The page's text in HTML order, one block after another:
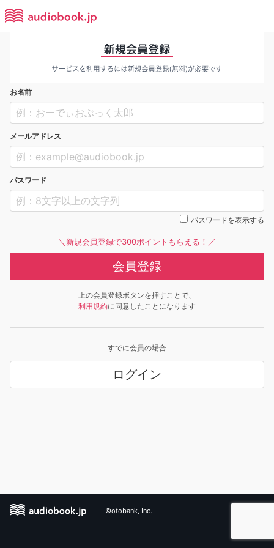
お名前
メールアドレス
パスワード
パスワードを表示する
＼新規会員登録で300ポイントもらえる！／
会員登録
上の会員登録ボタンを押すことで、
利用規約に同意したことになります
すでに会員の場合
ログイン
©otobank, Inc.